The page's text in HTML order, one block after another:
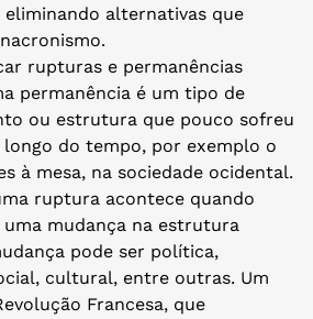
eliminando alternativas que
rupturas e permanências
permanência é um tipo de
ou estrutura que pouco sofreu
longo do tempo, por exemplo o
à mesa, na sociedade ocidental.
ruptura acontece quando
mudança na estrutura
pode ser política,
cultural, entre outras. Um
Francesa, que